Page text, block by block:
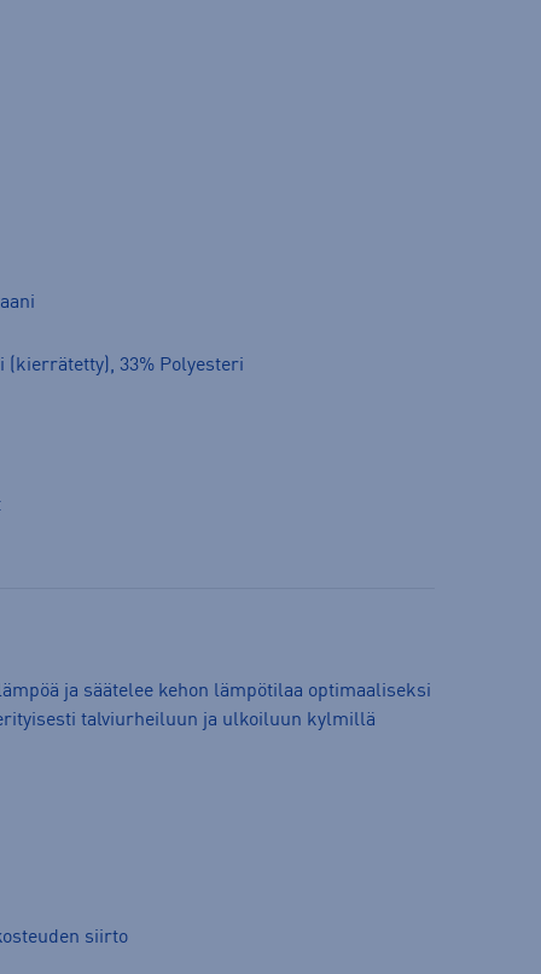
(kierrätetty), 33% Polyesteri
ja säätelee kehon lämpötilaa optimaaliseksi
talviurheiluun ja ulkoiluun kylmillä
siirto